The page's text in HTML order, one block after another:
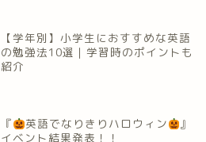
【学年別】小学生におすすめな英語
の勉強法10選｜学習時のポイントも
紹介
『 英語でなりきりハロウィン
』
イベント結果発表！！